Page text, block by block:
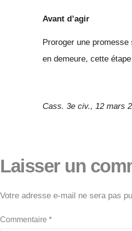
Avant d’agir
Proroger une
en demeure, cette
Cass. 3e civ., 12 mars
Laisser un
Votre adresse e-mail ne sera pas
Commentaire *